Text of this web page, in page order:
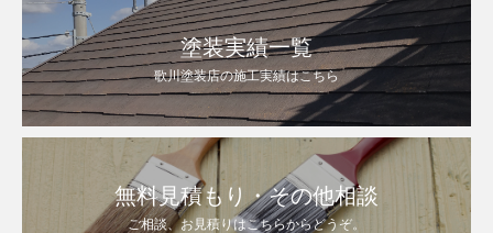
塗装実績一覧
歌川塗装店の施工実績はこちら
無料見積もり・その他相談
ご相談、お見積りはこちらからどうぞ。